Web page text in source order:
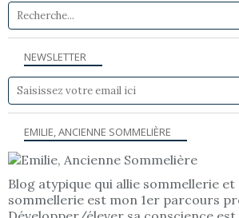
NEWSLETTER
EMILIE, ANCIENNE SOMMELIÈRE
Blog atypique qui allie sommellerie et
sommellerie est mon 1er parcours